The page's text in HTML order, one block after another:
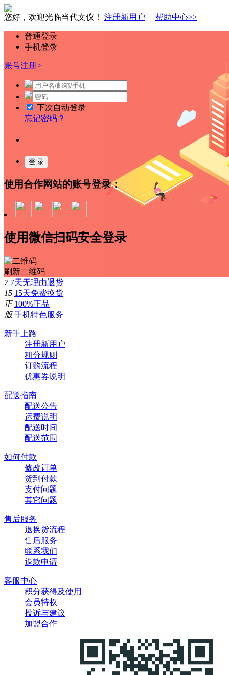
您好，欢迎光临当代文仪！ 注册新用户 帮助中心>>
普通登录
手机登录
账号注册>
下次自动登录
忘记密码？
使用合作网站的账号登录：
使用微信扫码安全登录
刷新二维码
7 7天无理由退货
15 15天免费换货
正 100%正品
服 手机特色服务
新手上路
注册新用户
积分规则
订购流程
优惠券说明
配送指南
配送公告
运费说明
配送时间
配送范围
如何付款
修改订单
货到付款
支付问题
其它问题
售后服务
退换货流程
售后服务
联系我们
退款申请
客服中心
积分获得及使用
会员特权
投诉与建议
加盟合作